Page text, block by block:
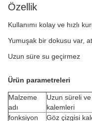
Özellik
Kullanımı kolay ve hızlı
Yumuşak bir dokusu var,
Uzun süre su geçirmez
Ürün parametreleri
Malzeme
adı
Uzun süreli
kalemleri
fonksiyon
Göz çizgisi